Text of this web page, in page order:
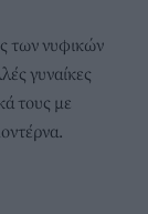
των νυφικών
γυναίκες
τους με